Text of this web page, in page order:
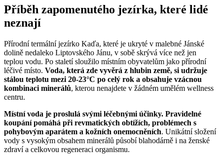
Příběh zapomenutého jezírka, které lidé
neznají
Přírodní termální jezírko Kaďa, které je ukryté v malebné Jánské
dolině nedaleko Liptovského Jánu, v sobě skrývá více než jen
teplou vodu. Po staletí sloužilo místním obyvatelům jako přírodní
léčivé místo. Voda, která zde vyvěrá z hlubin země, si udržuje
stálou teplotu mezi 20-23°C po celý rok a obsahuje vzácnou
kombinaci minerálů, kterou nenajdete v žádném umělém wellness
centru.
Místní voda je proslulá svými léčebnými účinky. Pravidelné
koupání pomáhá při revmatických obtížích, problémech s
pohybovým aparátem a kožních onemocněních. Unikátní složení
vody s vysokým obsahem minerálů působí blahodárně i na ženské
zdraví a celkovou regeneraci organismu.